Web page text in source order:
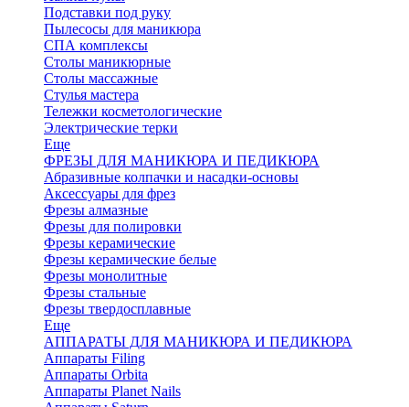
Подставки под руку
Пылесосы для маникюра
СПА комплексы
Столы маникюрные
Столы массажные
Стулья мастера
Тележки косметологические
Электрические терки
Еще
ФРЕЗЫ ДЛЯ МАНИКЮРА И ПЕДИКЮРА
Абразивные колпачки и насадки-основы
Аксессуары для фрез
Фрезы алмазные
Фрезы для полировки
Фрезы керамические
Фрезы керамические белые
Фрезы монолитные
Фрезы стальные
Фрезы твердосплавные
Еще
АППАРАТЫ ДЛЯ МАНИКЮРА И ПЕДИКЮРА
Аппараты Filing
Аппараты Orbita
Аппараты Planet Nails